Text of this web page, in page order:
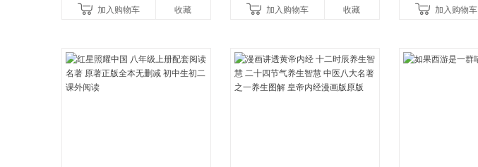
加入购物车 收藏 加入购物车 收藏 加入购物车